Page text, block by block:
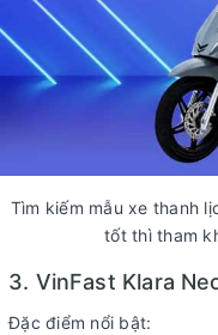
Tìm kiếm mẫu xe thanh
tốt thì tham
3. VinFast Klara
Đặc điểm nổi bật: